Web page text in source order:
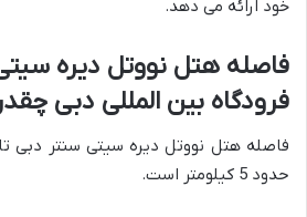
خود ارائه می دهد.
فاصله هتل نووتل دیره
فرودگاه بین المللی دبی
فاصله هتل نووتل دیره سیتی سنتر دبی
حدود 5 کیلومتر است.